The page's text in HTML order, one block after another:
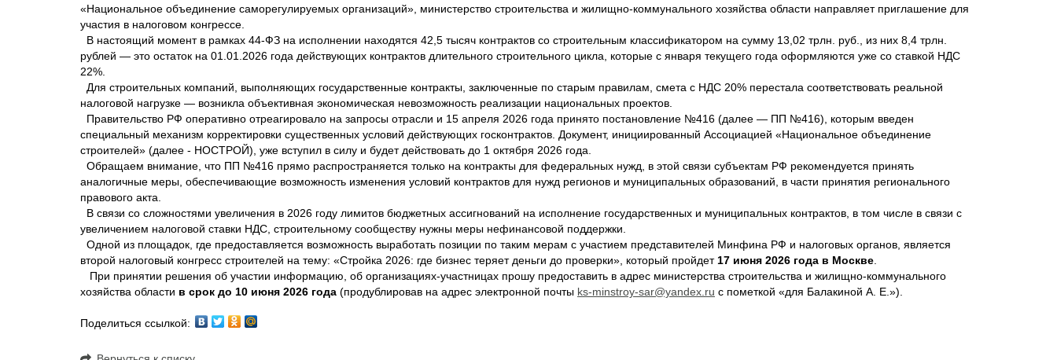
«Национальное объединение саморегулируемых организаций», министерство строительства и жилищно-коммунального хозяйства области направляет приглашение для
участия в налоговом конгрессе.
В настоящий момент в рамках 44-ФЗ на исполнении находятся 42,5 тысяч контрактов со строительным классификатором на сумму 13,02 трлн. руб., из них 8,4 трлн.
рублей — это остаток на 01.01.2026 года действующих контрактов длительного строительного цикла, которые с января текущего года оформляются уже со ставкой НДС
22%.
Для строительных компаний, выполняющих государственные контракты, заключенные по старым правилам, смета с НДС 20% перестала соответствовать реальной
налоговой нагрузке — возникла объективная экономическая невозможность реализации национальных проектов.
Правительство РФ оперативно отреагировало на запросы отрасли и 15 апреля 2026 года принято постановление №416 (далее — ПП №416), которым введен
специальный механизм корректировки существенных условий действующих госконтрактов. Документ, инициированный Ассоциацией «Национальное объединение
строителей» (далее - НОСТРОЙ), уже вступил в силу и будет действовать до 1 октября 2026 года.
Обращаем внимание, что ПП №416 прямо распространяется только на контракты для федеральных нужд, в этой связи субъектам РФ рекомендуется принять
аналогичные меры, обеспечивающие возможность изменения условий контрактов для нужд регионов и муниципальных образований, в части принятия регионального
правового акта.
В связи со сложностями увеличения в 2026 году лимитов бюджетных ассигнований на исполнение государственных и муниципальных контрактов, в том числе в связи с
увеличением налоговой ставки НДС, строительному сообществу нужны меры нефинансовой поддержки.
Одной из площадок, где предоставляется возможность выработать позиции по таким мерам с участием представителей Минфина РФ и налоговых органов, является
второй налоговый конгресс строителей на тему: «Стройка 2026: где бизнес теряет деньги до проверки», который пройдет 17 июня 2026 года в Москве
При принятии решения об участии информацию, об организациях-участницах прошу предоставить в адрес министерства строительства и жилищно-коммунального
хозяйства области в срок до 10 июня 2026 года (продублировав на адрес электронной почты ks-minstroy-sar@yandex.ru с пометкой «для Балакиной А. Е.»).
Поделиться ссылкой: